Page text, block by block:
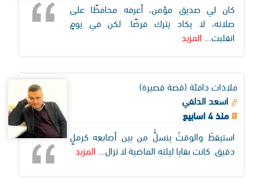
كان لي صديق مؤمن، أعرفه محافظًا على
صلاته، لا يكاد يترك فرضًا. لكن في يومٍ
انقلبت... المزيد
ملاذات دافئة (قصة قصيرة)
اسعد الدلفي
منذ 4 اسابيع
استيقظَ والوقتُ ينسلُّ من بين أصابعه كرملٍ
دقيق. كانت بقايا ليلته الماضية لا تزال... المزيد